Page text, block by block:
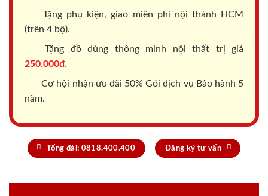
Tặng phụ kiện, giao miễn phí nội thành HCM
(trên 4 bộ).
Tặng đồ dùng thông minh nội thất trị giá
250.000đ.
Cơ hội nhận ưu đãi 50% Gói dịch vụ Bảo hành 5
năm.
Tổng đài: 0818.400.400 Đăng ký tư vấn